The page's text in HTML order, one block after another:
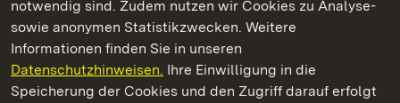
notwendig sind. Zudem nutzen wir Cookies zu Analyse-
sowie anonymen Statistikzwecken. Weitere
Informationen finden Sie in unseren
Datenschutzhinweisen. Ihre Einwilligung in die
Speicherung der Cookies und den Zugriff darauf erfolgt
Residenzschloss Ludwigsburg